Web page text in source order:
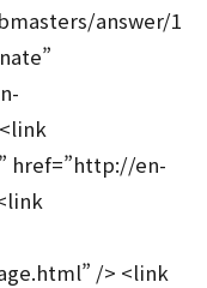
answer/1
href=”http://en-
/> <link